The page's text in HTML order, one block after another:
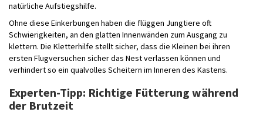
natürliche Aufstiegshilfe.
Ohne diese Einkerbungen haben die flüggen Jungtiere oft
Schwierigkeiten, an den glatten Innenwänden zum Ausgang zu
klettern. Die Kletterhilfe stellt sicher, dass die Kleinen bei ihren
ersten Flugversuchen sicher das Nest verlassen können und
verhindert so ein qualvolles Scheitern im Inneren des Kastens.
Experten-Tipp: Richtige Fütterung während
der Brutzeit